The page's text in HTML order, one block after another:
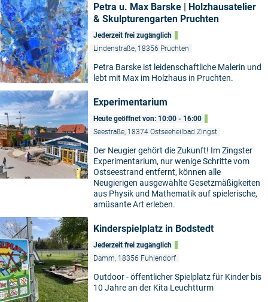
Petra u. Max Barske | Holzhausatelier
& Skulpturengarten Pruchten
Jederzeit frei zugänglich
Lindenstraße, 18356 Pruchten
Petra Barske ist leidenschaftliche Malerin und
lebt mit Max im Holzhaus in Pruchten.
Experimentarium
Heute geöffnet von: 10:00 - 16:00
Seestraße, 18374 Ostseeheilbad Zingst
Der Neugier gehört die Zukunft! Im Zingster
Experimentarium, nur wenige Schritte vom
Ostseestrand entfernt, können alle
Neugierigen ausgewählte Gesetzmäßigkeiten
aus Physik und Mathematik auf spielerische,
amüsante Art erleben.
Kinderspielplatz in Bodstedt
Jederzeit frei zugänglich
Damm, 18356 Fuhlendorf
Outdoor - öffentlicher Spielplatz für Kinder bis
10 Jahre an der Kita Leuchtturm